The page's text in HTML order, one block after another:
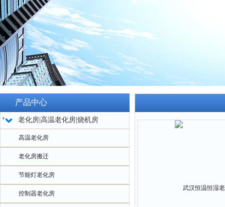
产品中心
老化房|高温老化房|烧机房
高温老化房
老化房搬迁
节能灯老化房
控制器老化房